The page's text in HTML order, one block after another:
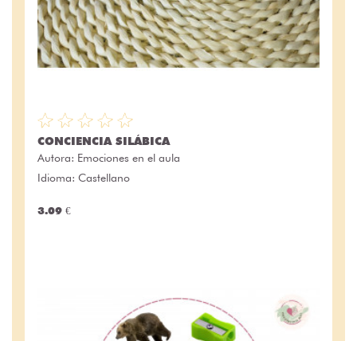
CONCIENCIA SILÁBICA
Autora: Emociones en el aula
Idioma: Castellano
3.09 €